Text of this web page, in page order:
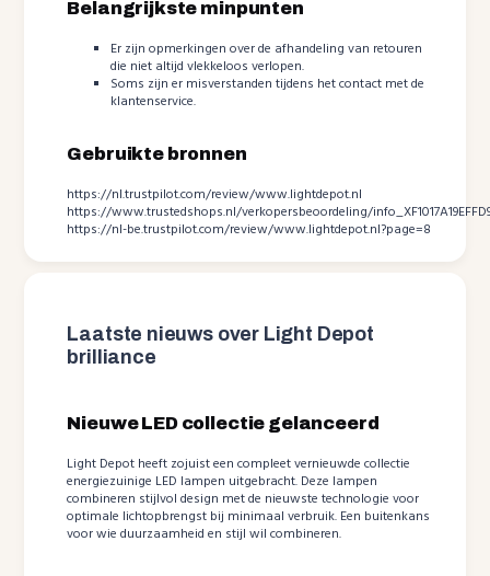
Belangrijkste minpunten
Er zijn opmerkingen over de afhandeling van retouren
die niet altijd vlekkeloos verlopen.
Soms zijn er misverstanden tijdens het contact met de
klantenservice.
Gebruikte bronnen
https://nl.trustpilot.com/review/www.lightdepot.nl
https://www.trustedshops.nl/verkopersbeoordeling/
https://nl-be.trustpilot.com/review/www.lightdepot.nl?page=8
Laatste nieuws over Light Depot
brilliance
Nieuwe LED collectie gelanceerd
Light Depot heeft zojuist een compleet vernieuwde collectie
energiezuinige LED lampen uitgebracht. Deze lampen
combineren stijlvol design met de nieuwste technologie voor
optimale lichtopbrengst bij minimaal verbruik. Een buitenkans
voor wie duurzaamheid en stijl wil combineren.